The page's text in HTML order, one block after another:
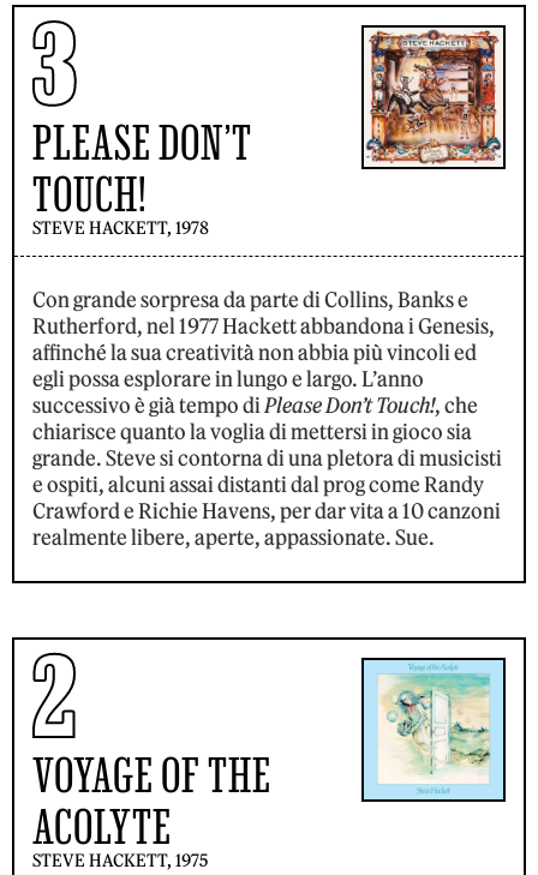
3
PLEASE DON’T
TOUCH!
STEVE HACKETT, 1978
Con grande sorpresa da parte di Collins, Banks e
Rutherford, nel 1977 Hackett abbandona i Genesis,
affinché la sua creatività non abbia più vincoli ed
egli possa esplorare in lungo e largo. L’anno
successivo è già tempo diPlease Don’t Touch!, che
chiarisce quanto la voglia di mettersi in gioco sia
grande. Steve si contorna di una pletora di musicisti
e ospiti, alcuni assai distanti dal prog come Randy
Crawford e Richie Havens, per dar vita a 10 canzoni
realmente libere, aperte, appassionate. Sue.
2
VOYAGE OF THE
ACOLYTE
STEVE HACKETT, 1975